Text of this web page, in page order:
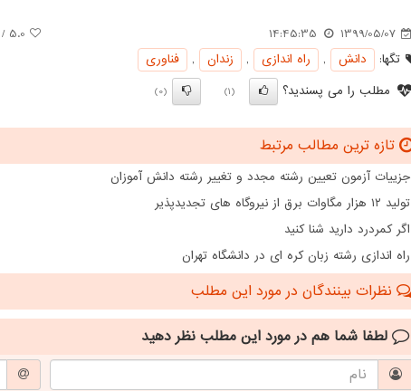
1399/05/07
14:45:35
5.0 / ۵
تگها:
دانش , راه اندازی , زندان ,
فناوری
مطلب را می پسندید؟
(1)
(0)
تازه ترین مطالب مرتبط
جزییات آزمون تعیین رشته مجدد و تغییر رشته دانش آموزان
تولید ۱۲ هزار مگاوات برق از نیروگاه های تجدیدپذیر
اگر کمردرد دارید شنا کنید
راه اندازی رشته زبان کره ای در دانشگاه تهران
نظرات بینندگان در مورد این مطلب
لطفا شما هم در مورد این مطلب نظر دهید